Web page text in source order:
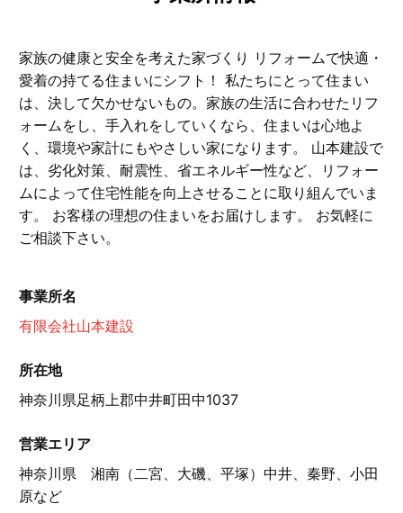
家族の健康と安全を考えた家づくり リフォームで快適・
愛着の持てる住まいにシフト！ 私たちにとって住まい
は、決して欠かせないもの。家族の生活に合わせたリフ
ォームをし、手入れをしていくなら、住まいは心地よ
く、環境や家計にもやさしい家になります。 山本建設で
は、劣化対策、耐震性、省エネルギー性など、リフォー
ムによって住宅性能を向上させることに取り組んでいま
す。 お客様の理想の住まいをお届けします。 お気軽に
ご相談下さい。
事業所名
有限会社山本建設
所在地
神奈川県足柄上郡中井町田中1037
営業エリア
神奈川県 湘南（二宮、大磯、平塚）中井、秦野、小田
原など